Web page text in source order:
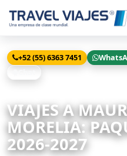
+52 (55) 6363 7451
VIAJES A
MORELIA:
2026-2027